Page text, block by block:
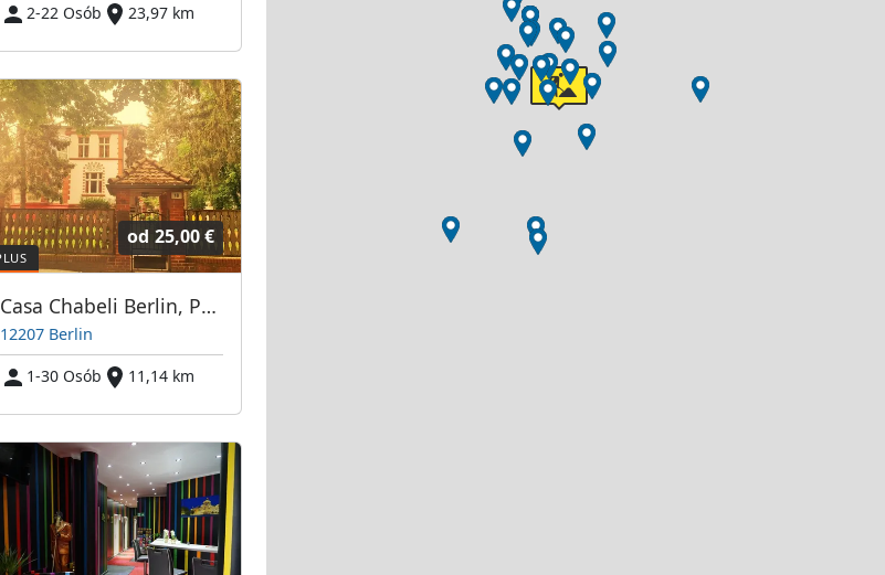
2-22 Osób
23,97 km
od 25,00 €
Casa Chabeli Berlin, Pension / Gästehaus, Ferienwohnung - Berlin Steglitz-Zehlendorf
12207 Berlin
1-30 Osób
11,14 km